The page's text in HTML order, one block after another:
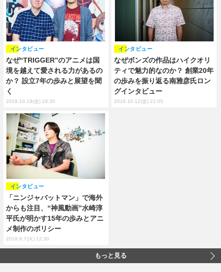
なぜ“TRIGGER”のアニメは国
境を越えて愛される力があるの
か？ 設立7年の歩みと展望を聞
く
インタビュー
2018.10.19(金) 18:30
なぜボンズの作品はハイクオリ
ティで魅力的なのか？ 創業20年
の歩みを振り返る南雅彦氏ロン
グインタビュー
インタビュー
2018.10.12(金) 21:05
「ニンジャバットマン」で海外
からも注目、“神風動画”水崎淳
平氏が明かす15年の歩みとアニ
メ制作のポリシー
インタビュー
2018.8.7(火) 12:30
もっと見る